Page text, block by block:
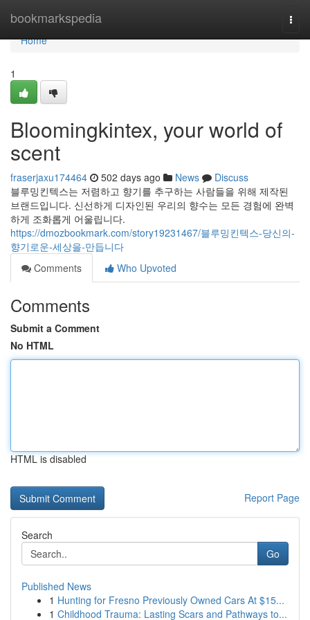
bookmarkspedia
Home
Home
1
Bloomingkintex, your world of
scent
fraserjaxu174464 502 days ago News
Discuss
블루밍킨텍스는 저렴하고 향기를 추구하는 사람들을 위해 제작된
브랜드입니다. 신선하게 디자인된 우리의 향수는 모든 경험에 완벽
하게 조화롭게 어울립니다.
https://dmozbookmark.com/story19231467/블루밍킨텍스-당신의-
향기로운-세상을-만듭니다
Comments
Who Upvoted
Comments
Submit a Comment
No HTML
HTML is disabled
Report Page
Search
Go
Published News
1 Hunting for Fresno Previously Owned Cars At $15...
1 Childhood Trauma: Lasting Scars and Pathways to...